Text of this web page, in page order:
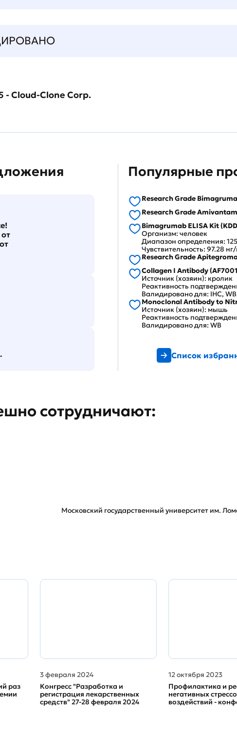
- Cloud-Clone Corp.
Популярные
Research Grade
Research Grade
Bimagrumab ELISA Kit
Организм: человек
Диапазон определения:
Чувствительность: 97.28
Research Grade
Collagen I Antibody
Источник (хозяин): кролик
Реактивность
Валидировано для: IHC,
Monoclonal Antibody to
Источник (хозяин): мышь
Реактивность
Валидировано для: WB
Список
сотрудничают:
Московский государственный университет им.
раз
3 февраля 2024
Конгресс "Разработка и
регистрация лекарственных
средств" 27-28 февраля 2024
12 октября 2023
Профилактика и
негативных
воздействий -